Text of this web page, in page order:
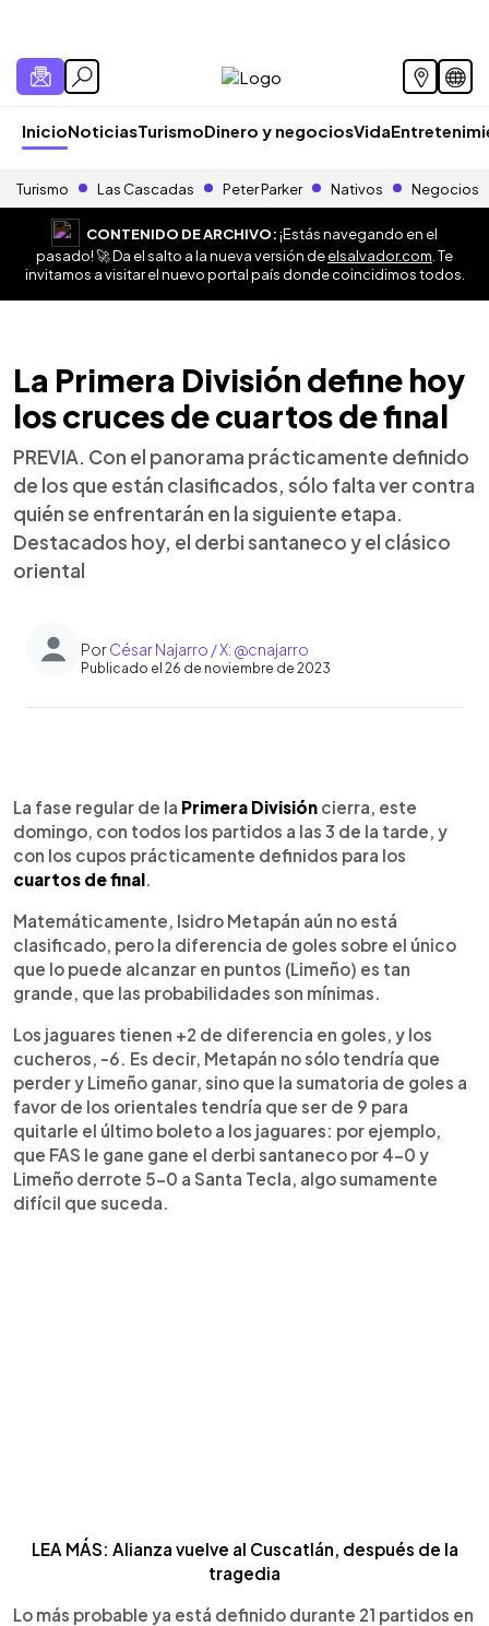
InicioNoticiasTurismoDinero y negociosVida
Turismo Las Cascadas Peter Parker Nativos Negocios
CONTENIDO DE ARCHIVO:¡Estás navegando en el
pasado! 🚀 Da el salto a la nueva versión deelsalvador.com . Te
invitamos a visitar el nuevo portal país donde coincidimos todos.
La Primera División define hoy
los cruces de cuartos de final
PREVIA. Con el panorama prácticamente definido
de los que están clasificados, sólo falta ver contra
quién se enfrentarán en la siguiente etapa.
Destacados hoy, el derbi santaneco y el clásico
oriental
PorCésar Najarro / X: @cnajarro
Publicado el 26 de noviembre de 2023
Escuchar artículo
La fase regular de la Primera División cierra, este
domingo, con todos los partidos a las 3 de la tarde, y
con los cupos prácticamente definidos para los
cuartos de final.
Matemáticamente, Isidro Metapán aún no está
clasificado, pero la diferencia de goles sobre el único
que lo puede alcanzar en puntos (Limeño) es tan
grande, que las probabilidades son mínimas.
Los jaguares tienen +2 de diferencia en goles, y los
cucheros, -6. Es decir, Metapán no sólo tendría que
perder y Limeño ganar, sino que la sumatoria de goles a
favor de los orientales tendría que ser de 9 para
quitarle el último boleto a los jaguares: por ejemplo,
que FAS le gane gane el derbi santaneco por 4-0 y
Limeño derrote 5-0 a Santa Tecla, algo sumamente
difícil que suceda.
LEA MÁS: Alianza vuelve al Cuscatlán, después de la
tragedia
Lo más probable ya está definido durante 21 partidos en